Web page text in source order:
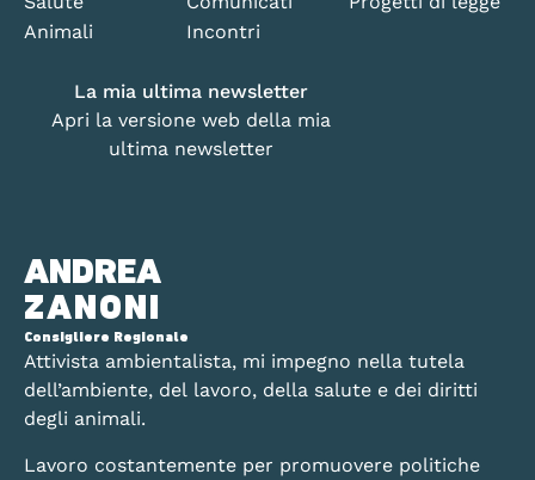
ANDREA
ZANONI
Consigliere Regionale
Attivista ambientalista, mi impegno nella tutela
dell’ambiente, del lavoro, della salute e dei diritti
degli animali.
Lavoro costantemente per promuovere politiche
Animali
Incontri
La mia ultima newsletter
Apri la versione web della mia
ultima newsletter